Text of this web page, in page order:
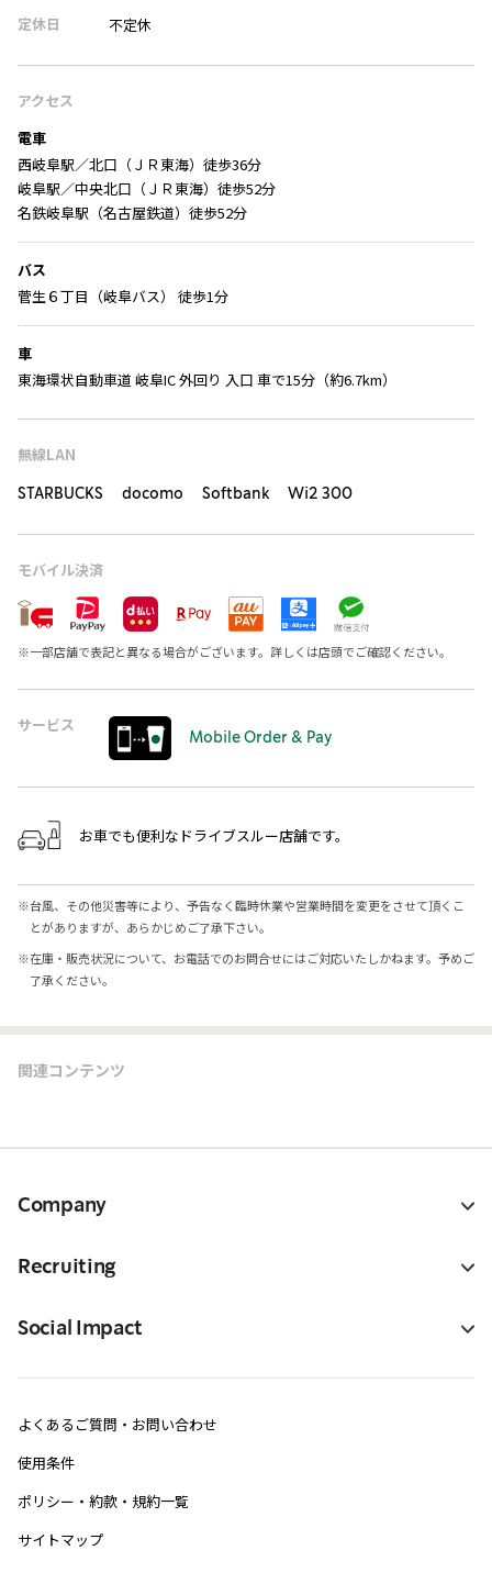
定休日 不定休
アクセス
電車
西岐阜駅／北口（ＪＲ東海）徒歩36分
岐阜駅／中央北口（ＪＲ東海）徒歩52分
名鉄岐阜駅（名古屋鉄道）徒歩52分
バス
菅生６丁目（岐阜バス） 徒歩1分
車
東海環状自動車道 岐阜IC 外回り 入口 車で15分（約6.7km）
無線LAN
STARBUCKS docomo Softbank Wi2 300
モバイル決済
※一部店舗で表記と異なる場合がございます。詳しくは店頭でご確認ください。
サービス
Mobile Order & Pay
お車でも便利なドライブスルー店舗です。
※台風、その他災害等により、予告なく臨時休業や営業時間を変更をさせて頂くこ
とがありますが、あらかじめご了承下さい。
※在庫・販売状況について、お電話でのお問合せにはご対応いたしかねます。予めご
了承ください。
関連コンテンツ
Company
Recruiting
Social Impact
よくあるご質問・お問い合わせ
使用条件
ポリシー・約款・規約一覧
サイトマップ